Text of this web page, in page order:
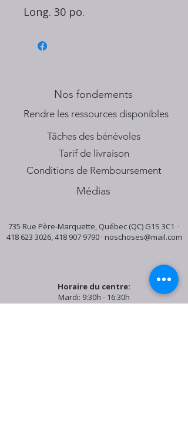
Long. 30 po.
Nos fondements
​Rendre les ressources disponibles
Tâches des bénévoles
Tarif de livraison
Conditions de Remboursement
Médias
735 Rue Père-Marquette, Québec (QC) G1S 3C1 ·
418 623 3026,418 907 9790· noschoses@mail.com
Horaire du centre:
Mardi: 9:30h - 16:30h